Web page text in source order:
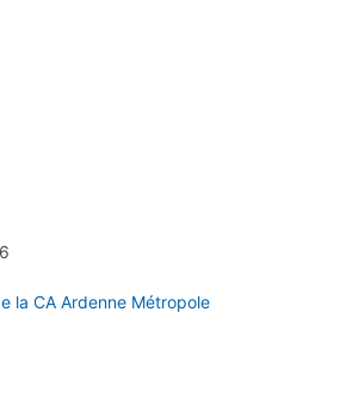
la CA Ardenne Métropole